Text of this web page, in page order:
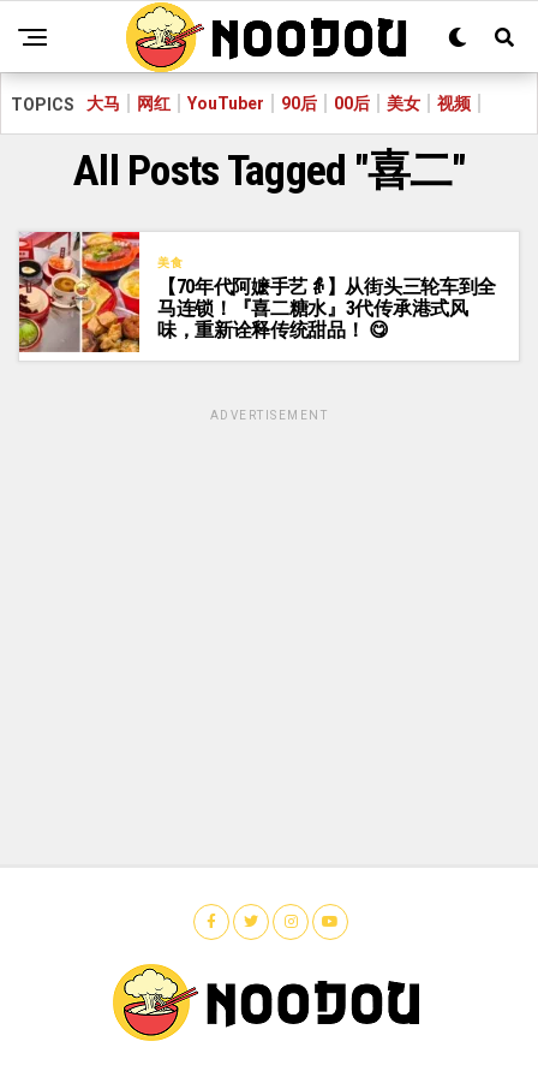
TOPICS 大马 网红 YouTuber 90后 00后 美女 视频
All Posts Tagged "喜二"
美食
【70年代阿嬷手艺👵】从街头三轮车到全
马连锁！『喜二糖水』3代传承港式风
味，重新诠释传统甜品！ 😋
ADVERTISEMENT